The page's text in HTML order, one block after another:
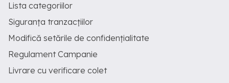
Lista categoriilor
Siguranța tranzacțiilor
Modifică setările de confidențialitate
Regulament Campanie
Livrare cu verificare colet